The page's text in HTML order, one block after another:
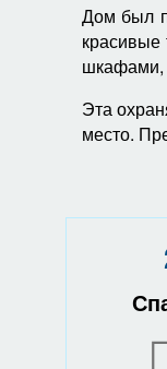
Дом был
шкафами,
Эта
место.